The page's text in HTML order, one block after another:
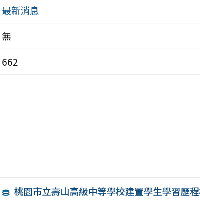
最新消息
無
662
桃園市立壽山高級中等學校建置學生學習歷